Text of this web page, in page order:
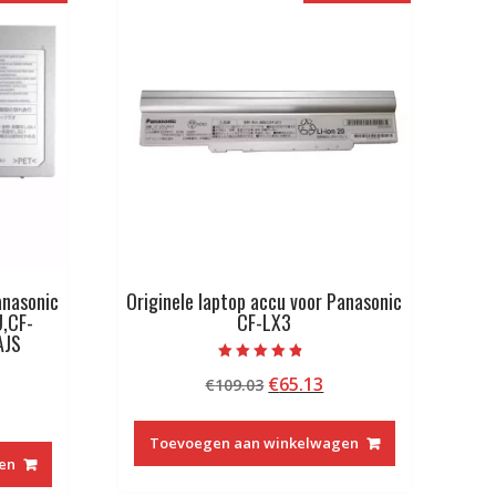
Originele laptop accu voor Panasonic
CF-LX3
met
4.50
€109.03 Oorspronkelijke
was:
€109.03.
€65.13
€65.13.
Toevoegen aan winkelwagen